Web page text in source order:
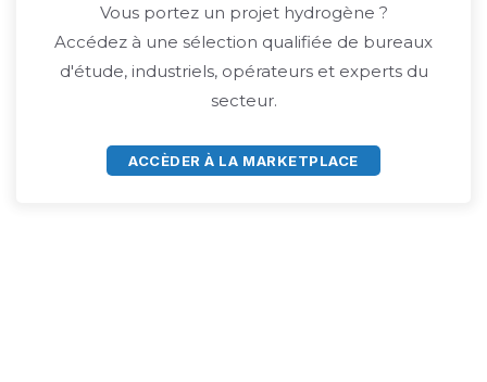
Vous portez un projet hydrogène ?
Accédez à une sélection qualifiée de bureaux
d'étude, industriels, opérateurs et experts du
secteur.
ACCÈDER À LA MARKETPLACE